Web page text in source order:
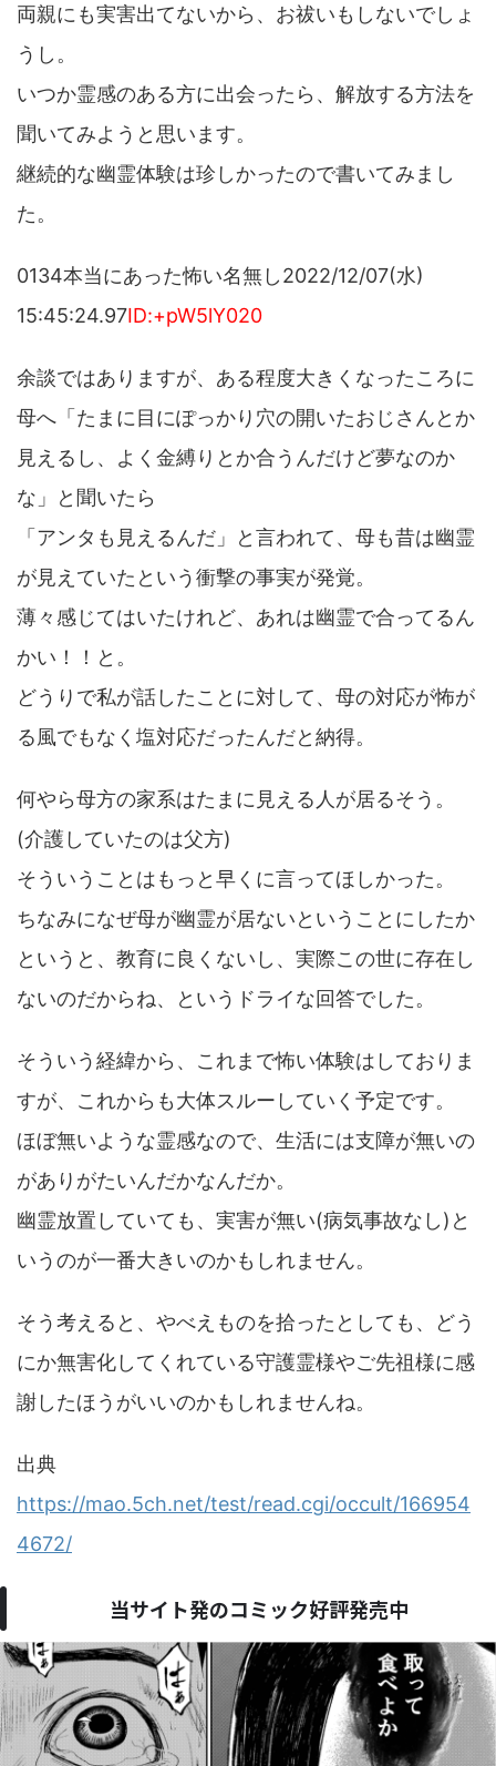
両親にも実害出てないから、お祓いもしないでしょ
うし。
いつか霊感のある方に出会ったら、解放する方法を
聞いてみようと思います。
継続的な幽霊体験は珍しかったので書いてみまし
た。
0134本当にあった怖い名無し2022/12/07(水)
15:45:24.97ID:+pW5lY020
余談ではありますが、ある程度大きくなったころに
母へ「たまに目にぽっかり穴の開いたおじさんとか
見えるし、よく金縛りとか合うんだけど夢なのか
な」と聞いたら
「アンタも見えるんだ」と言われて、母も昔は幽霊
が見えていたという衝撃の事実が発覚。
薄々感じてはいたけれど、あれは幽霊で合ってるん
かい！！と。
どうりで私が話したことに対して、母の対応が怖が
る風でもなく塩対応だったんだと納得。
何やら母方の家系はたまに見える人が居るそう。
(介護していたのは父方)
そういうことはもっと早くに言ってほしかった。
ちなみになぜ母が幽霊が居ないということにしたか
というと、教育に良くないし、実際この世に存在し
ないのだからね、というドライな回答でした。
そういう経緯から、これまで怖い体験はしておりま
すが、これからも大体スルーしていく予定です。
ほぼ無いような霊感なので、生活には支障が無いの
がありがたいんだかなんだか。
幽霊放置していても、実害が無い(病気事故なし)と
いうのが一番大きいのかもしれません。
そう考えると、やべえものを拾ったとしても、どう
にか無害化してくれている守護霊様やご先祖様に感
謝したほうがいいのかもしれませんね。
出典
https://mao.5ch.net/test/read.cgi/occult/166954
4672/
当サイト発のコミック好評発売中